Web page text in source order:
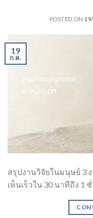
POSTED ON
19
ก.ค.
สรุปงานวิจัยในมนุษย์ 3
เห็นเร็วใน 30 นาทีถึง 1